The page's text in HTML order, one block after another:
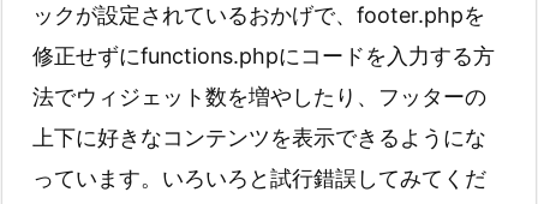
ックが設定されているおかげで、footer.phpを
修正せずにfunctions.phpにコードを入力する方
法でウィジェット数を増やしたり、フッターの
上下に好きなコンテンツを表示できるようにな
っています。いろいろと試行錯誤してみてくだ